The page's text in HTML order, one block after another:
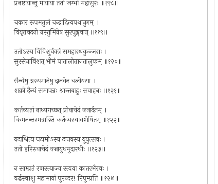
प्रनष्टायान्तु मायायां ततो जम्भो महासुरः ॥११८॥
चकार रूपमतुलं चन्द्रादित्यपथानुगम् ।
विवृत्तवदनो ग्रस्तुमियेष सुरपुङ्गवान् ॥११९॥
ततोऽस्य विविशुर्वक्त्रं समहारथकुञ्जराः ।
सुरसेनाविशत् भीमं पातालोत्तानतालुकम् ॥१२०॥
सैन्येषु ग्रस्यमानेषु दानवेन बलीयसा ।
शक्रो दैन्यं समापन्नः श्रान्तबाहुः सवाहनः ॥१२१॥
कर्तव्यतां नाध्यगच्छत् प्रोवाचेदं जनार्दनम् ।
किमनन्तरमत्रास्ति कर्तव्यस्यावशेषितम् ॥१२२॥
यदाश्रित्य घटामोऽस्य दानवस्य युयुत्सवः ।
ततो हरिरुवाचेदं वज्रायुधमुदारधीः ॥१२३॥
न साम्प्रतं रणस्त्याज्य स्त्वया कातरभैरवः ।
वर्द्धस्वाशु महामायां पुरन्दर! रिपुम्प्रति ॥१२४॥